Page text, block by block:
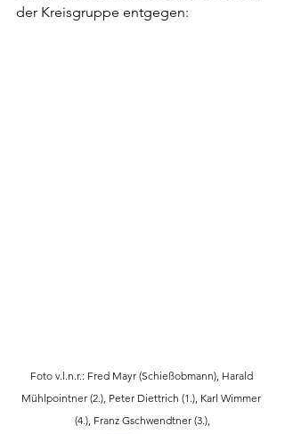
der Kreisgruppe entgegen:
Foto v.l.n.r.: Fred Mayr (Schießobmann), Harald
Mühlpointner (2.), Peter Diettrich (1.), Karl Wimmer
(4.), Franz Gschwendtner (3.),